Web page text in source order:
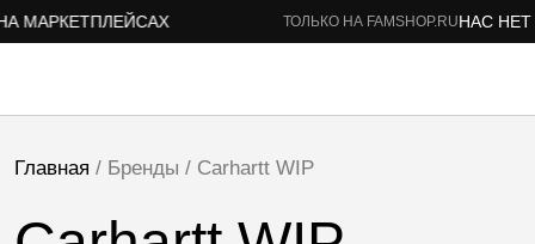
ТОЛЬКО НА FAMSHOP.RUНАС НЕТ
МАРКЕТПЛЕЙСАХ
Главная / Бренды / Carhartt WIP